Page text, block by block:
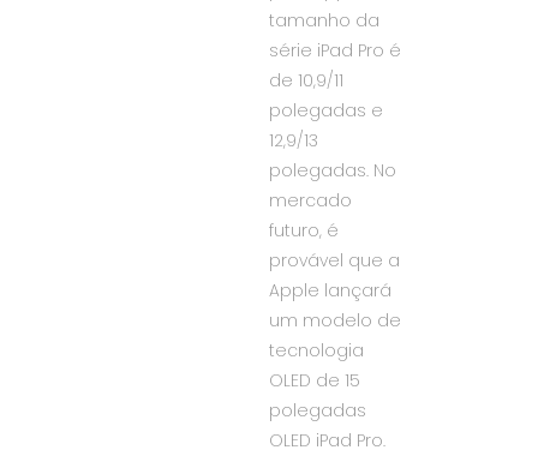
tamanho da
série iPad Pro é
de 10,9/11
polegadas e
12,9/13
polegadas. No
mercado
futuro, é
provável que a
Apple lançará
um modelo de
tecnologia
OLED de 15
polegadas
OLED iPad Pro.